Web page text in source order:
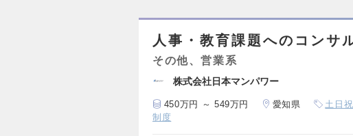
人事・教育課題へのコンサ
その他、営業系
株式会社日本マンパワー
450万円 ～ 549万円 愛知県 土日
制度